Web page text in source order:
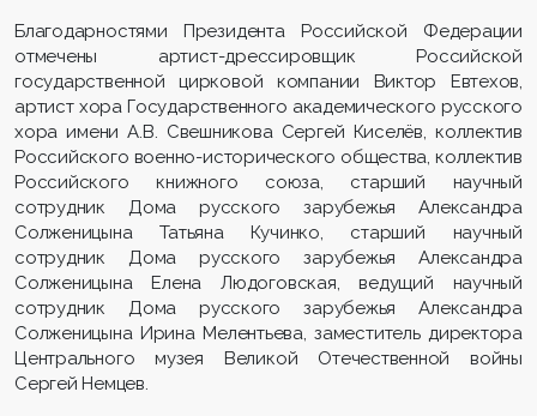
Благодарностями Президента Российской Федерации
отмечены артист-дрессировщик Российской
государственной цирковой компании Виктор Евтехов,
артист хора Государственного академического русского
хора имени А.В. Свешникова Сергей Киселёв, коллектив
Российского военно-исторического общества, коллектив
Российского книжного союза, старший научный
сотрудник Дома русского зарубежья Александра
Солженицына Татьяна Кучинко, старший научный
сотрудник Дома русского зарубежья Александра
Солженицына Елена Людоговская, ведущий научный
сотрудник Дома русского зарубежья Александра
Солженицына Ирина Мелентьева, заместитель директора
Центрального музея Великой Отечественной войны
Сергей Немцев.